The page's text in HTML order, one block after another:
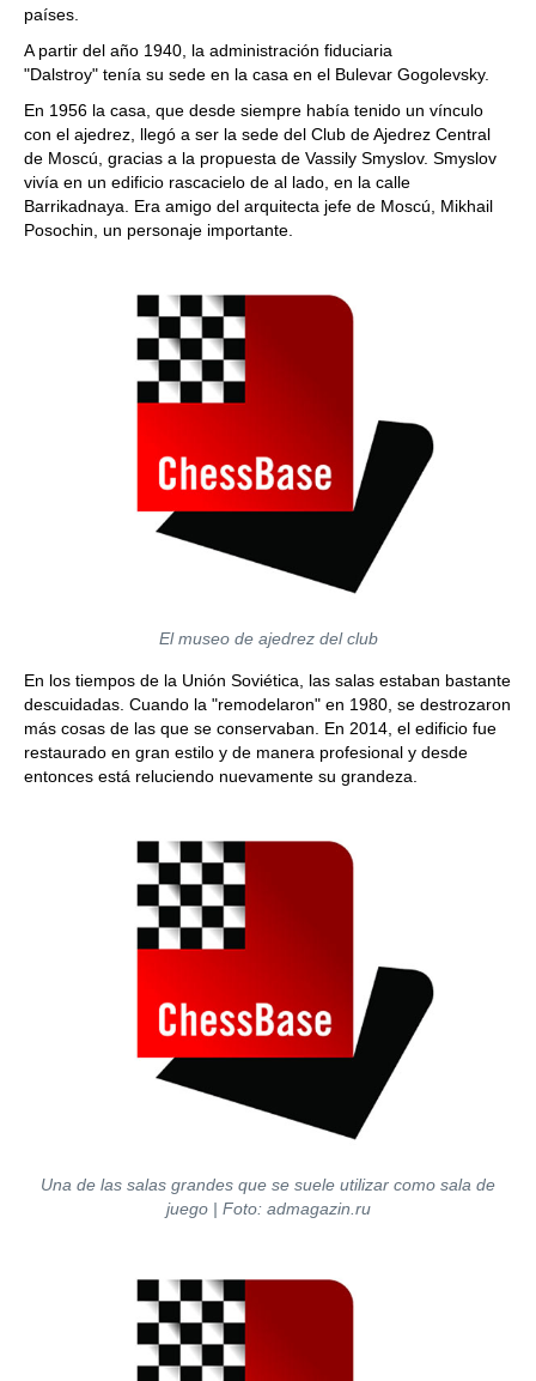
países.
A partir del año 1940, la administración fiduciaria
"Dalstroy" tenía su sede en la casa en el Bulevar Gogolevsky.
En 1956 la casa, que desde siempre había tenido un vínculo
con el ajedrez, llegó a ser la sede del Club de Ajedrez Central
de Moscú, gracias a la propuesta de Vassily Smyslov. Smyslov
vivía en un edificio rascacielo de al lado, en la calle
Barrikadnaya. Era amigo del arquitecta jefe de Moscú, Mikhail
Posochin, un personaje importante.
El museo de ajedrez del club
En los tiempos de la Unión Soviética, las salas estaban bastante
descuidadas. Cuando la "remodelaron" en 1980, se destrozaron
más cosas de las que se conservaban. En 2014, el edificio fue
restaurado en gran estilo y de manera profesional y desde
entonces está reluciendo nuevamente su grandeza.
Una de las salas grandes que se suele utilizar como sala de
juego | Foto: admagazin.ru